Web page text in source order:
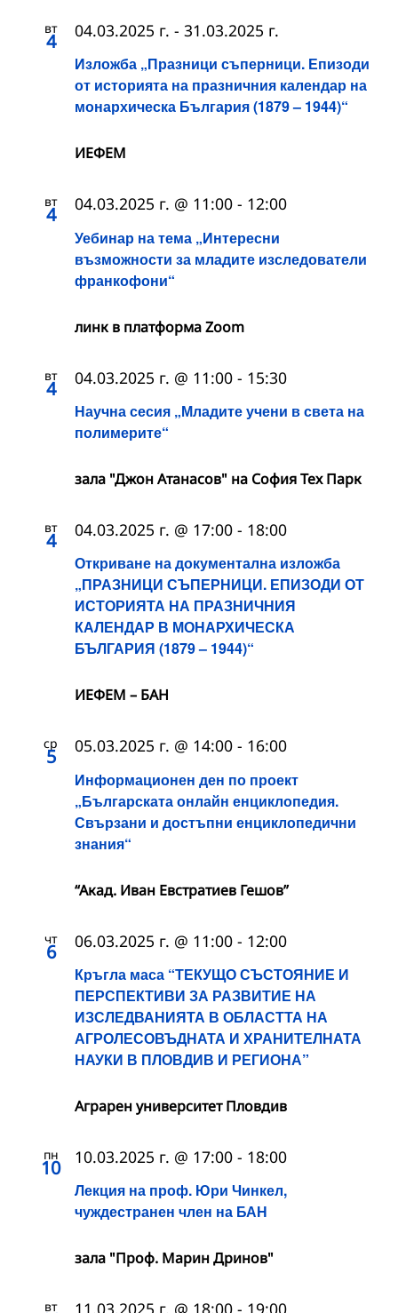
вт
4
Изложба „Празници съперници. Епизоди
от историята на празничния календар на
монархическа България (1879 – 1944)“
04.03.2025 г. - 31.03.2025 г.
ИЕФЕМ
вт
4
Уебинар на тема „Интересни
възможности за младите изследователи
франкофони“
04.03.2025 г. @ 11:00 - 12:00
линк в платформа Zoom
вт
4
Научна сесия „Младите учени в света на
полимерите“
04.03.2025 г. @ 11:00 - 15:30
зала "Джон Атанасов" на София Тех Парк
вт
4
Откриване на документална изложба
„ПРАЗНИЦИ СЪПЕРНИЦИ. ЕПИЗОДИ ОТ
ИСТОРИЯТА НА ПРАЗНИЧНИЯ
КАЛЕНДАР В МОНАРХИЧЕСКА
БЪЛГАРИЯ (1879 – 1944)“
04.03.2025 г. @ 17:00 - 18:00
ИЕФЕМ – БАН
ср
5
Информационен ден по проект
„Българската онлайн енциклопедия.
Свързани и достъпни енциклопедични
знания“
05.03.2025 г. @ 14:00 - 16:00
“Акад. Иван Евстратиев Гешов”
чт
6
Кръгла маса “ТЕКУЩО СЪСТОЯНИЕ И
ПЕРСПЕКТИВИ ЗА РАЗВИТИЕ НА
ИЗСЛЕДВАНИЯТА В ОБЛАСТТА НА
АГРОЛЕСОВЪДНАТА И ХРАНИТЕЛНАТА
НАУКИ В ПЛОВДИВ И РЕГИОНА”
06.03.2025 г. @ 11:00 - 12:00
Аграрен университет Пловдив
пн
10
Лекция на проф. Юри Чинкел,
чуждестранен член на БАН
10.03.2025 г. @ 17:00 - 18:00
зала "Проф. Марин Дринов"
вт 11.03.2025 г. @ 18:00 - 19:00